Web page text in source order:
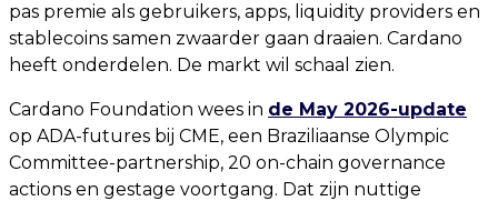
pas premie als gebruikers, apps, liquidity providers en
stablecoins samen zwaarder gaan draaien. Cardano
heeft onderdelen. De markt wil schaal zien.
Cardano Foundation wees in de May 2026-update
op ADA-futures bij CME, een Braziliaanse Olympic
Committee-partnership, 20 on-chain governance
actions en gestage voortgang. Dat zijn nuttige